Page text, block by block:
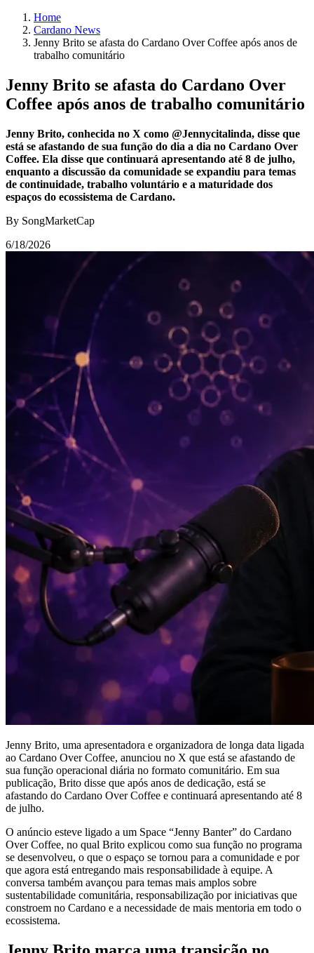
Home
Cardano News
Jenny Brito se afasta do Cardano Over Coffee após anos de
trabalho comunitário
Jenny Brito se afasta do Cardano Over
Coffee após anos de trabalho comunitário
Jenny Brito, conhecida no X como @Jennycitalinda, disse que
está se afastando de sua função do dia a dia no Cardano Over
Coffee. Ela disse que continuará apresentando até 8 de julho,
enquanto a discussão da comunidade se expandiu para temas
de continuidade, trabalho voluntário e a maturidade dos
espaços do ecossistema de Cardano.
By SongMarketCap
6/18/2026
Jenny Brito, uma apresentadora e organizadora de longa data ligada
ao Cardano Over Coffee, anunciou no X que está se afastando de
sua função operacional diária no formato comunitário. Em sua
publicação, Brito disse que após anos de dedicação, está se
afastando do Cardano Over Coffee e continuará apresentando até 8
de julho.
O anúncio esteve ligado a um Space “Jenny Banter” do Cardano
Over Coffee, no qual Brito explicou como sua função no programa
se desenvolveu, o que o espaço se tornou para a comunidade e por
que agora está entregando mais responsabilidade à equipe. A
conversa também avançou para temas mais amplos sobre
sustentabilidade comunitária, responsabilização por iniciativas que
constroem no Cardano e a necessidade de mais mentoria em todo o
ecossistema.